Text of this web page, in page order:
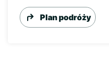
Plan podróży